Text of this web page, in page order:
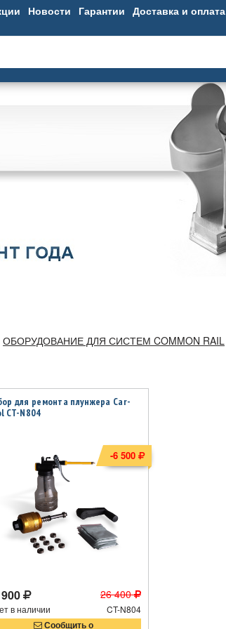
Новости Гарантии Доставка и оплата
ОБОРУДОВАНИЕ ДЛЯ СИСТЕМ COMMON RAIL
для ремонта плунжера Car-
CT-N804
26 400
в наличии CT-N804
Сообщить о
-6 500